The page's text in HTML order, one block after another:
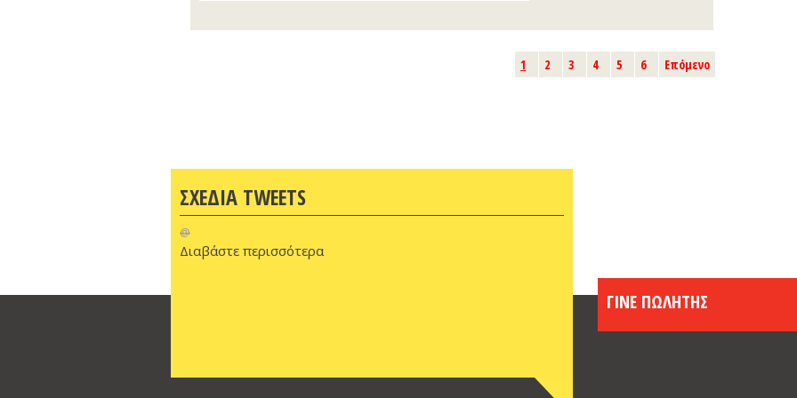
1 2 3 4 5 6 Επόμενο
ΣΧΕΔΙΑ TWEETS
@
Διαβάστε περισσότερα
ΓΙΝΕ ΠΩΛΗΤΗΣ